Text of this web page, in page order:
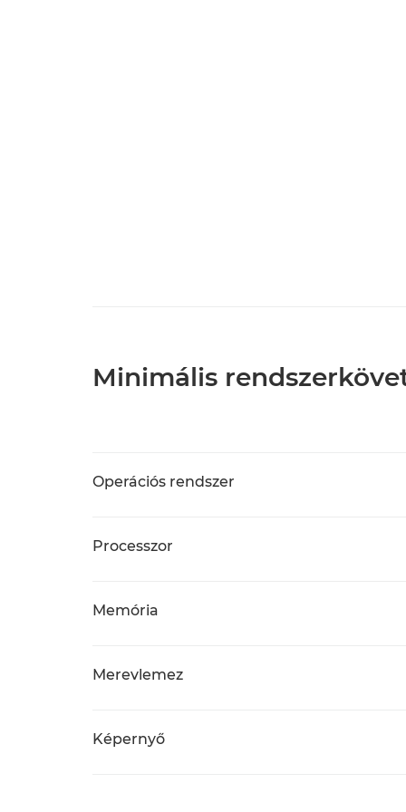
Minimális
Operációs rendszer
Processzor
Memória
Merevlemez
Képernyő